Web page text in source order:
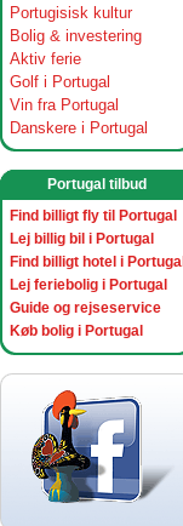
Portugisisk kultur
Bolig & investering
Aktiv ferie
Golf i Portugal
Vin fra Portugal
Danskere i Portugal
Portugal tilbud
Find billigt fly til Portugal
Lej billig bil i Portugal
Find billigt hotel i Portugal
Lej feriebolig i Portugal
Guide og rejseservice
Køb bolig i Portugal